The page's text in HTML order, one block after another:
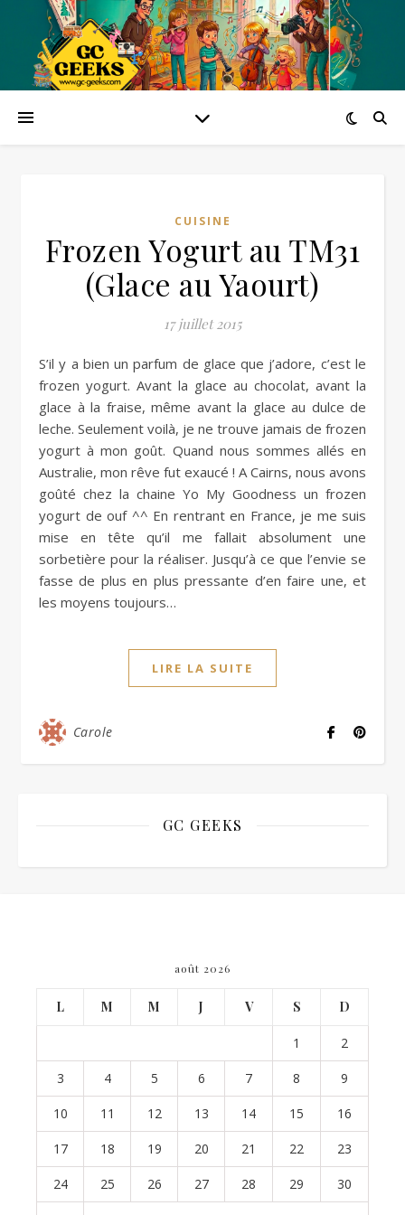
CUISINE
Frozen Yogurt au TM31
(Glace au Yaourt)
17 juillet 2015
S’il y a bien un parfum de glace que j’adore, c’est le
frozen yogurt. Avant la glace au chocolat, avant la
glace à la fraise, même avant la glace au dulce de
leche. Seulement voilà, je ne trouve jamais de frozen
yogurt à mon goût. Quand nous sommes allés en
Australie, mon rêve fut exaucé ! A Cairns, nous avons
goûté chez la chaine Yo My Goodness un frozen
yogurt de ouf ^^ En rentrant en France, je me suis
mise en tête qu’il me fallait absolument une
sorbetière pour la réaliser. Jusqu’à ce que l’envie se
fasse de plus en plus pressante d’en faire une, et
les moyens toujours…
LIRE LA SUITE
Carole
GC GEEKS
août 2026
L M M J V S D
1 2
3 4 5 6 7 8 9
10 11 12 13 14 15 16
17 18 19 20 21 22 23
24 25 26 27 28 29 30